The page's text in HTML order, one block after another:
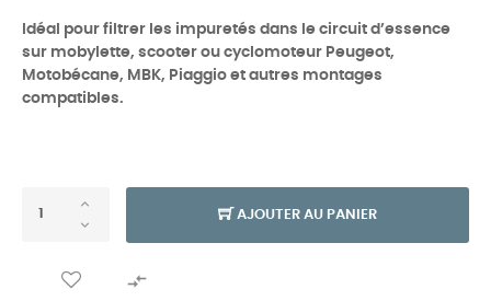
Idéal pour filtrer les impuretés dans le circuit d’essence
sur mobylette, scooter ou cyclomoteur Peugeot,
Motobécane, MBK, Piaggio et autres montages
compatibles.
AJOUTER AU PANIER
